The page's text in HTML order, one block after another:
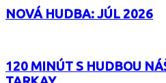
NOVÁ HUDBA: JÚL 2026
120 MINÚT S HUDBOU